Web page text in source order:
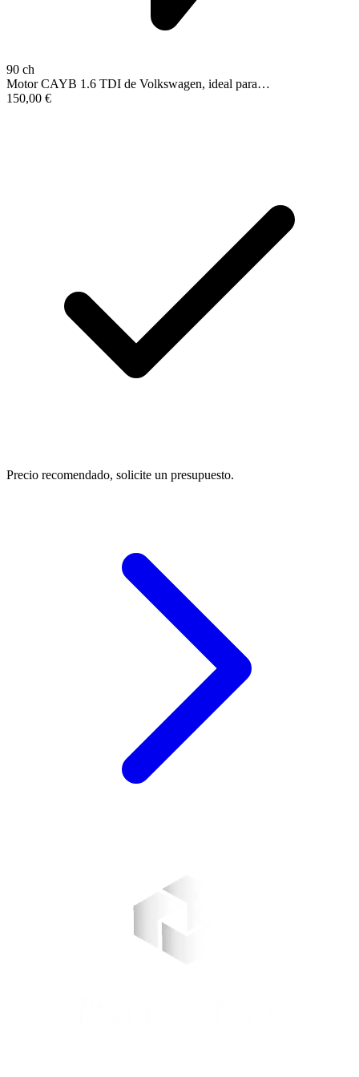
90 ch
Motor CAYB 1.6 TDI de Volkswagen, ideal para…
150,00 €
Precio recomendado, solicite un presupuesto.